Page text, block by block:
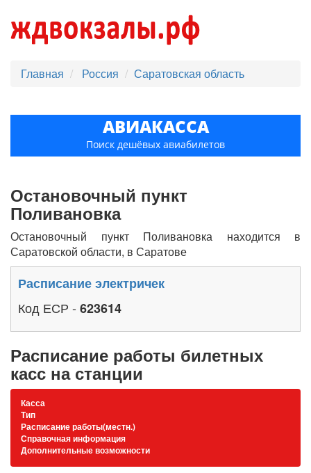
Главная Россия Саратовская область
АВИАКАССА
Поиск дешёвых авиабилетов
Остановочный пункт
Поливановка
Остановочный пункт Поливановка находится в
Саратовской области, в Саратове
Расписание электричек
Код ЕСР - 623614
Расписание работы билетных
касс на станции
Касса
Тип
Расписание работы(местн.)
Справочная информация
Дополнительные возможности